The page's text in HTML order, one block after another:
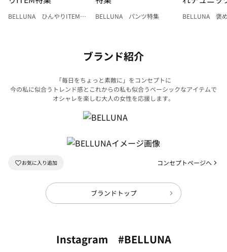
BELLUNA ひんやりITEM特
BELLUNA パンツ特集
BELLUNA 褒
ブランド紹介
「毎日をちょっと素敵に」をコンセプトに
今の私に似合うトレンド感とこれからの私も似合うベーシックなアイテムで
オシャレを楽しむ大人の女性を応援します。
コンセプトページへ
ブランドトップ
Instagram #BELLUNA